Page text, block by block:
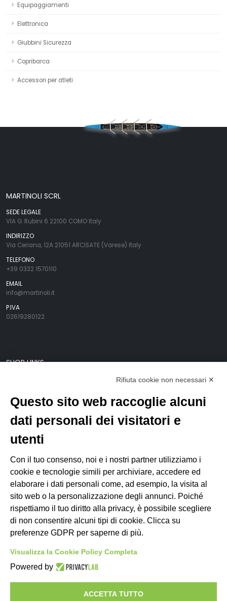
Equipaggiamenti
Elettronica
Giubbini Sicurezza
Copribarca
Accessori per atleti
MARTINOLI SCRL
SEDE LEGALE
VIA G. Rubini 6 22100 COMO Italy
INDIRIZZO
Via Ceriana, 12A 21051 ARCISATE (Varese) Italy
TELEFONO
+39 0332 1570110
EMAIL
info@martinoli.it
P.IVA
02619280122
SHOP LINKS
F.I.S.A.
Federazione Italiana Canottaggio
Federazione Italiana Sedile Fisso
ANACC (Ass. Allenatori)
FEDERAZIONI ESTERE
Rifiuta cookie non necessari ✕
Questo sito web raccoglie alcuni
dati personali dei visitatori e
utenti
Con il tuo consenso, noi e i nostri partner utilizziamo i
cookie e tecnologie simili per archiviare, accedere ed
elaborare i dati personali come, ad esempio, la visita al
sito web o la personalizzazione degli annunci. Poiché
rispettiamo il tuo diritto alla privacy, è possibile scegliere
di non consentire alcuni tipi di cookie. Clicca su
preferenze GDPR per saperne di più.
Visualizza la Cookie Policy Completa
Powered by
ACCETTA TUTTO